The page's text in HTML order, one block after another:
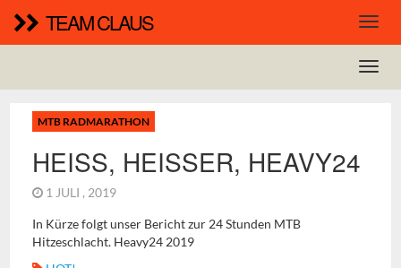
TEAM CLAUS
MTB RADMARATHON
HEISS, HEISSER, HEAVY24
1 JULI , 2019
In Kürze folgt unser Bericht zur 24 Stunden MTB
Hitzeschlacht. Heavy24 2019